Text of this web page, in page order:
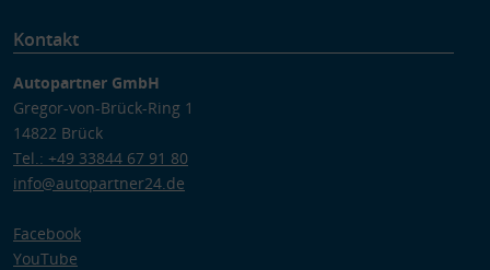
Kontakt
Autopartner GmbH
Gregor-von-Brück-Ring 1
14822 Brück
Tel.: +49 33844 67 91 80
info@autopartner24.de
Facebook
YouTube